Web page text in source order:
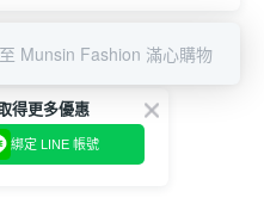
得更多優惠
綁定 LINE 帳號
Munsin Fashion 滿心購物